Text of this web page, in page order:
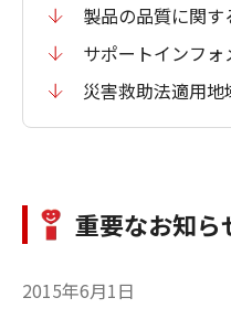
製品の品質に関す
サポートインフォ
災害救助法適用
重要なお知ら
2015年6月1日